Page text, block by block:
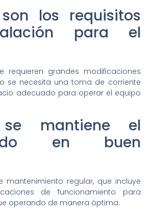
los requisitos
para el
requieren grandes modificaciones
se necesita una toma de corriente
adecuado para operar el equipo
se mantiene el
en buen
mantenimiento regular, que incluye
de funcionamiento para
operando de manera óptima.